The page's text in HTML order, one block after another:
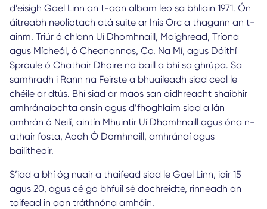
d’eisigh Gael Linn an t-aon albam leo sa bhliain 1971. Ón
áitreabh neoliotach atá suite ar Inis Orc a thagann an t-
ainm. Triúr ó chlann Uí Dhomhnaill, Maighread, Tríona
agus Mícheál, ó Cheanannas, Co. Na Mí, agus Dáithí
Sproule ó Chathair Dhoire na baill a bhí sa ghrúpa. Sa
samhradh i Rann na Feirste a bhuaileadh siad ceol le
chéile ar dtús. Bhí siad ar maos san oidhreacht shaibhir
amhránaíochta ansin agus d’fhoghlaim siad a lán
amhrán ó Neilí, aintín Mhuintir Uí Dhomhnaill agus óna n-
athair fosta, Aodh Ó Domhnaill, amhránaí agus
bailitheoir.
S’iad a bhí óg nuair a thaifead siad le Gael Linn, idir 15
agus 20, agus cé go bhfuil sé dochreidte, rinneadh an
taifead in aon tráthnóna amháin.